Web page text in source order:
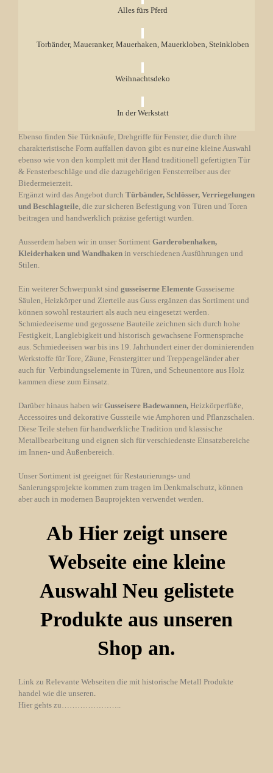
Alles fürs Pferd
Torbänder, Maueranker, Mauerhaken, Mauerkloben, Steinkloben
Weihnachtsdeko
In der Werkstatt
Ebenso finden Sie Türknäufe, Drehgriffe für Fenster, die durch ihre
charakteristische Form auffallen davon gibt es nur eine kleine Auswahl
ebenso wie von den komplett mit der Hand traditionell gefertigten Tür
& Fensterbeschläge und die dazugehörigen Fensterreiber aus der
Biedermeierzeit.
Ergänzt wird das Angebot durch Türbänder, Schlösser, Verriegelungen
und Beschlagteile, die zur sicheren Befestigung von Türen und Toren
beitragen und handwerklich präzise gefertigt wurden.
Ausserdem haben wir in unser Sortiment Garderobenhaken,
Kleiderhaken und Wandhakenin verschiedenen Ausführungen und
Stilen.
Ein weiterer Schwerpunkt sind gusseiserne ElementeGusseiserne
Säulen, Heizkörper und Zierteile aus Guss ergänzen das Sortiment und
können sowohl restauriert als auch neu eingesetzt werden.
Schmiedeeiserne und gegossene Bauteile zeichnen sich durch hohe
Festigkeit, Langlebigkeit und historisch gewachsene Formensprache
aus. Schmiedeeisen war bis ins 19. Jahrhundert einer der dominierenden
Werkstoffe für Tore, Zäune, Fenstergitter und Treppengeländer aber
auch für Verbindungselemente in Türen, und Scheunentore aus Holz
kammen diese zum Einsatz.
Darüber hinaus haben wir Gusseisere Badewannen, Heizkörperfüße,
Accessoires und dekorative Gussteile wie Amphoren und Pflanzschalen.
Diese Teile stehen für handwerkliche Tradition und klassische
Metallbearbeitung und eignen sich für verschiedenste Einsatzbereiche
im Innen- und Außenbereich.
Unser Sortiment ist geeignet für Restaurierungs- und
Sanierungsprojekte kommen zum tragen im Denkmalschutz, können
aber auch in modernen Bauprojekten verwendet werden.
Ab Hier zeigt unsere
Webseite eine kleine
Auswahl Neu gelistete
Produkte aus unseren
Shop an.
Link zu Relevante Webseiten die mit historische Metall Produkte
handel wie die unseren.
Hier gehts zu…………………..